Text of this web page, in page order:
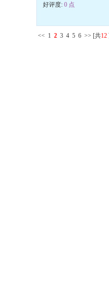
好评度: 0 点
<< 1 2 3 4 5 6 >> [共12